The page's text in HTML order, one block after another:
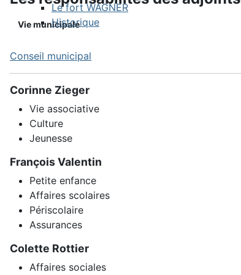
Le fort WAGNER
Historique
Vie municipale
Conseil municipal
Corinne Zieger
Vie associative
Culture
Jeunesse
François Valentin
Petite enfance
Affaires scolaires
Périscolaire
Assurances
Colette Rottier
Affaires sociales